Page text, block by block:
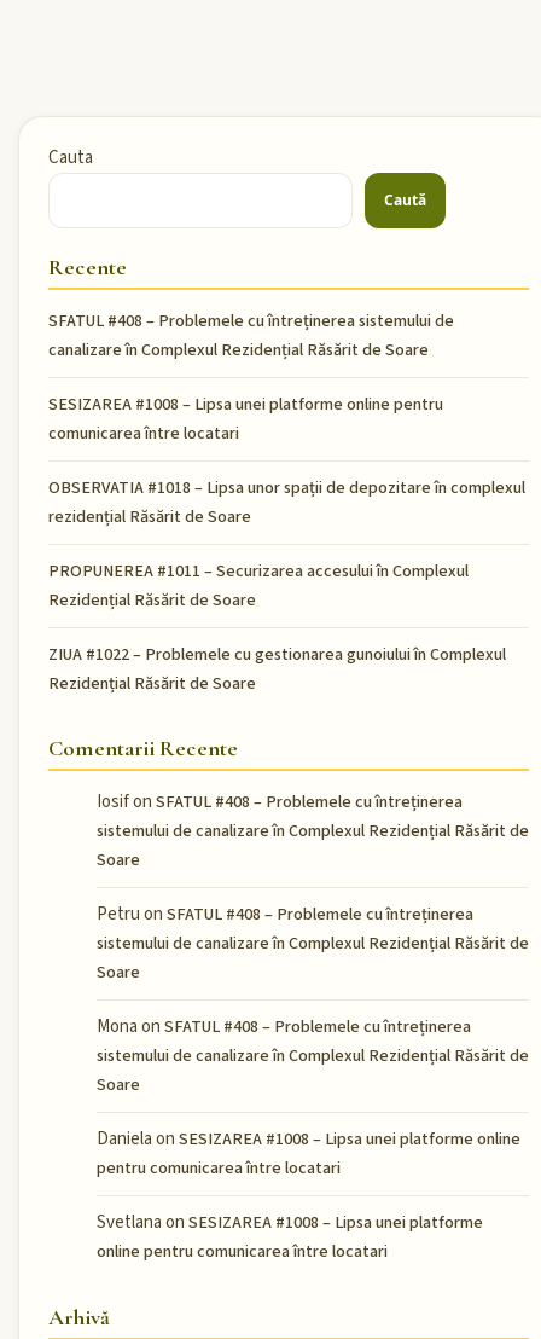
Cauta
Caută
Recente
SFATUL #408 – Problemele cu întreținerea sistemului de
canalizare în Complexul Rezidențial Răsărit de Soare
SESIZAREA #1008 – Lipsa unei platforme online pentru
comunicarea între locatari
OBSERVATIA #1018 – Lipsa unor spații de depozitare în complexul
rezidențial Răsărit de Soare
PROPUNEREA #1011 – Securizarea accesului în Complexul
Rezidențial Răsărit de Soare
ZIUA #1022 – Problemele cu gestionarea gunoiului în Complexul
Rezidențial Răsărit de Soare
Comentarii Recente
Iosifon SFATUL #408 – Problemele cu întreținerea
sistemului de canalizare în Complexul Rezidențial Răsărit de
Soare
Petruon SFATUL #408 – Problemele cu întreținerea
sistemului de canalizare în Complexul Rezidențial Răsărit de
Soare
Monaon SFATUL #408 – Problemele cu întreținerea
sistemului de canalizare în Complexul Rezidențial Răsărit de
Soare
Danielaon SESIZAREA #1008 – Lipsa unei platforme online
pentru comunicarea între locatari
Svetlanaon SESIZAREA #1008 – Lipsa unei platforme
online pentru comunicarea între locatari
Arhivă